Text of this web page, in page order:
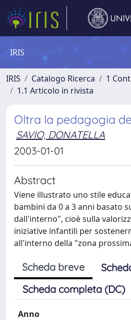
IRIS
IRIS Catalogo Ricerca
1
1.1 Articolo in rivista
Oltra la pedagogia
SAVIO, DONATELLA
2003-01-01
Abstract
Viene illustrato uno stile
bambini da 0 a 3 anni basato
dall'interno", cioè sulla
iniziative infantili per
all'interno della "zona
Scheda breve
Scheda completa (DC)
Anno